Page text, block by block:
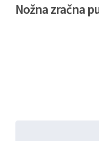
Nožna zračna